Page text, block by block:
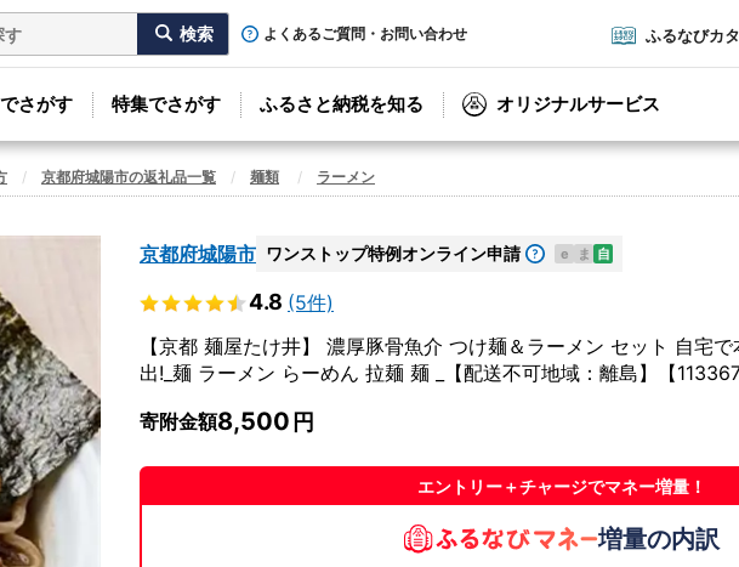
よくあるご質問・お問い合わせ ふるなびカ
さがす 特集でさがす ふるさと納税を知る オリジナルサービス
京都府城陽市の返礼品一覧 麺類 ラーメン
京都府城陽市 ワンストップ特例オンライン申請 e ま 自
4.8 (5件)
【京都 麺屋たけ井】 濃厚豚骨魚介 つけ麺＆ラーメン セット 自宅
出!_麺 ラーメン らーめん 拉麺 麺 _【配送不可地域：離島】【
寄附金額8,500
エントリー＋チャージでマネー増量！
増量の内訳